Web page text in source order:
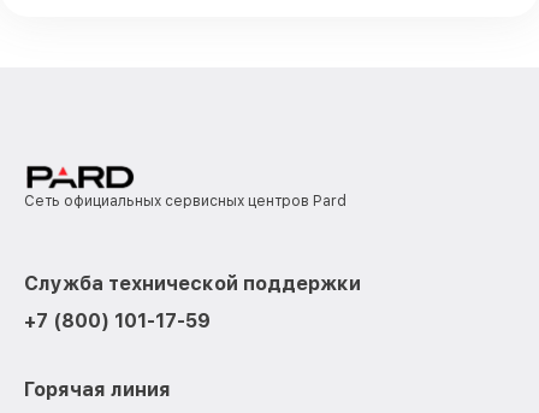
Сеть официальных сервисных центров Pard
Служба технической поддержки
+7 (800) 101-17-59
Горячая линия